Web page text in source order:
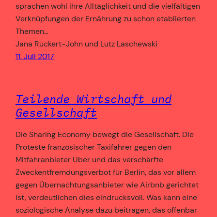
sprachen wohl ihre Alltäglichkeit und die vielfältigen
Verknüpfungen der Ernährung zu schon etablierten
Themen…
Jana Rückert-John und Lutz Laschewski
11. Juli 2017
Teilende Wirtschaft und
Gesellschaft
Die Sharing Economy bewegt die Gesellschaft. Die
Proteste französischer Taxifahrer gegen den
Mitfahranbieter Uber und das verschärfte
Zweckentfremdungsverbot für Berlin, das vor allem
gegen Übernachtungsanbieter wie Airbnb gerichtet
ist, verdeutlichen dies eindrucksvoll. Was kann eine
soziologische Analyse dazu beitragen, das offenbar